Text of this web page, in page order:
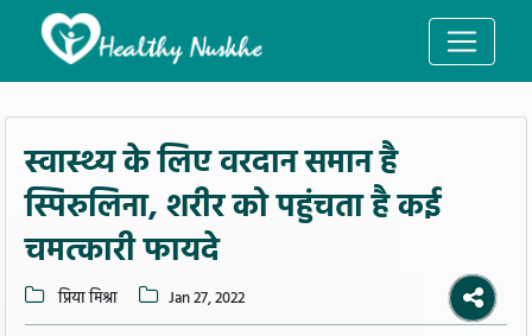
स्वास्थ्य के लिए वरदान समान है
स्पिरुलिना, शरीर को पहुंचता है कई
चमत्कारी फायदे
प्रिया मिश्रा Jan 27, 2022